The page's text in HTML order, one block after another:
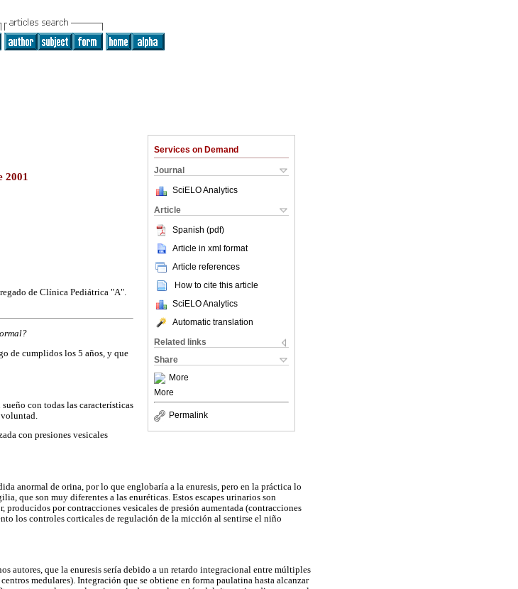
Services on Demand
Journal
SciELO Analytics
Article
Spanish (pdf)
Article in xml format
Article references
How to cite this article
SciELO Analytics
Automatic translation
Related links
Share
More
More
Permalink
2001
de Clínica Pediátrica "A".
de cumplidos los 5 años, y que
con todas las características
con presiones vesicales
anormal de orina, por lo que englobaría a la enuresis, pero en la práctica lo
que son muy diferentes a las enuréticas. Estos escapes urinarios son
por contracciones vesicales de presión aumentada (contracciones
los controles corticales de regulación de la micción al sentirse el niño
autores, que la enuresis sería debido a un retardo integracional entre múltiples
medulares). Integración que se obtiene en forma paulatina hasta alcanzar